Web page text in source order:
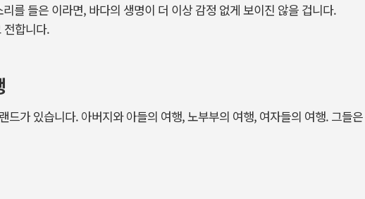
를 들은 이라면, 바다의 생명이 더 이상 감정 없게 보이진 않을 겁니다.
합니다.
드가 있습니다. 아버지와 아들의 여행, 노부부의 여행, 여자들의 여행. 그들은